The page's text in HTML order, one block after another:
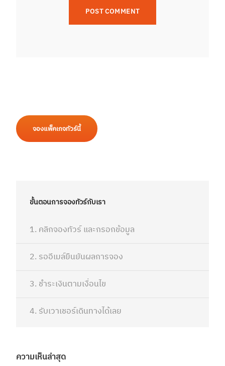
จองแพ็คเกจทัวร์นี้
ขั้นตอนการจองทัวร์กับเรา
1. คลิกจองทัวร์ และกรอกข้อมูล
2. รออีเมล์ยืนยันผลการจอง
3. ชำระเงินตามเงื่อนไข
4. รับเวาเชอร์เดินทางได้เลย
ความเห็นล่าสุด